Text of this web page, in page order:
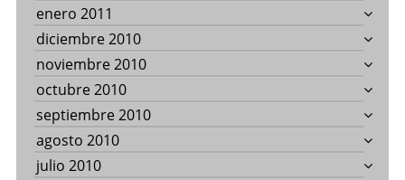
enero 2011
diciembre 2010
noviembre 2010
octubre 2010
septiembre 2010
agosto 2010
julio 2010